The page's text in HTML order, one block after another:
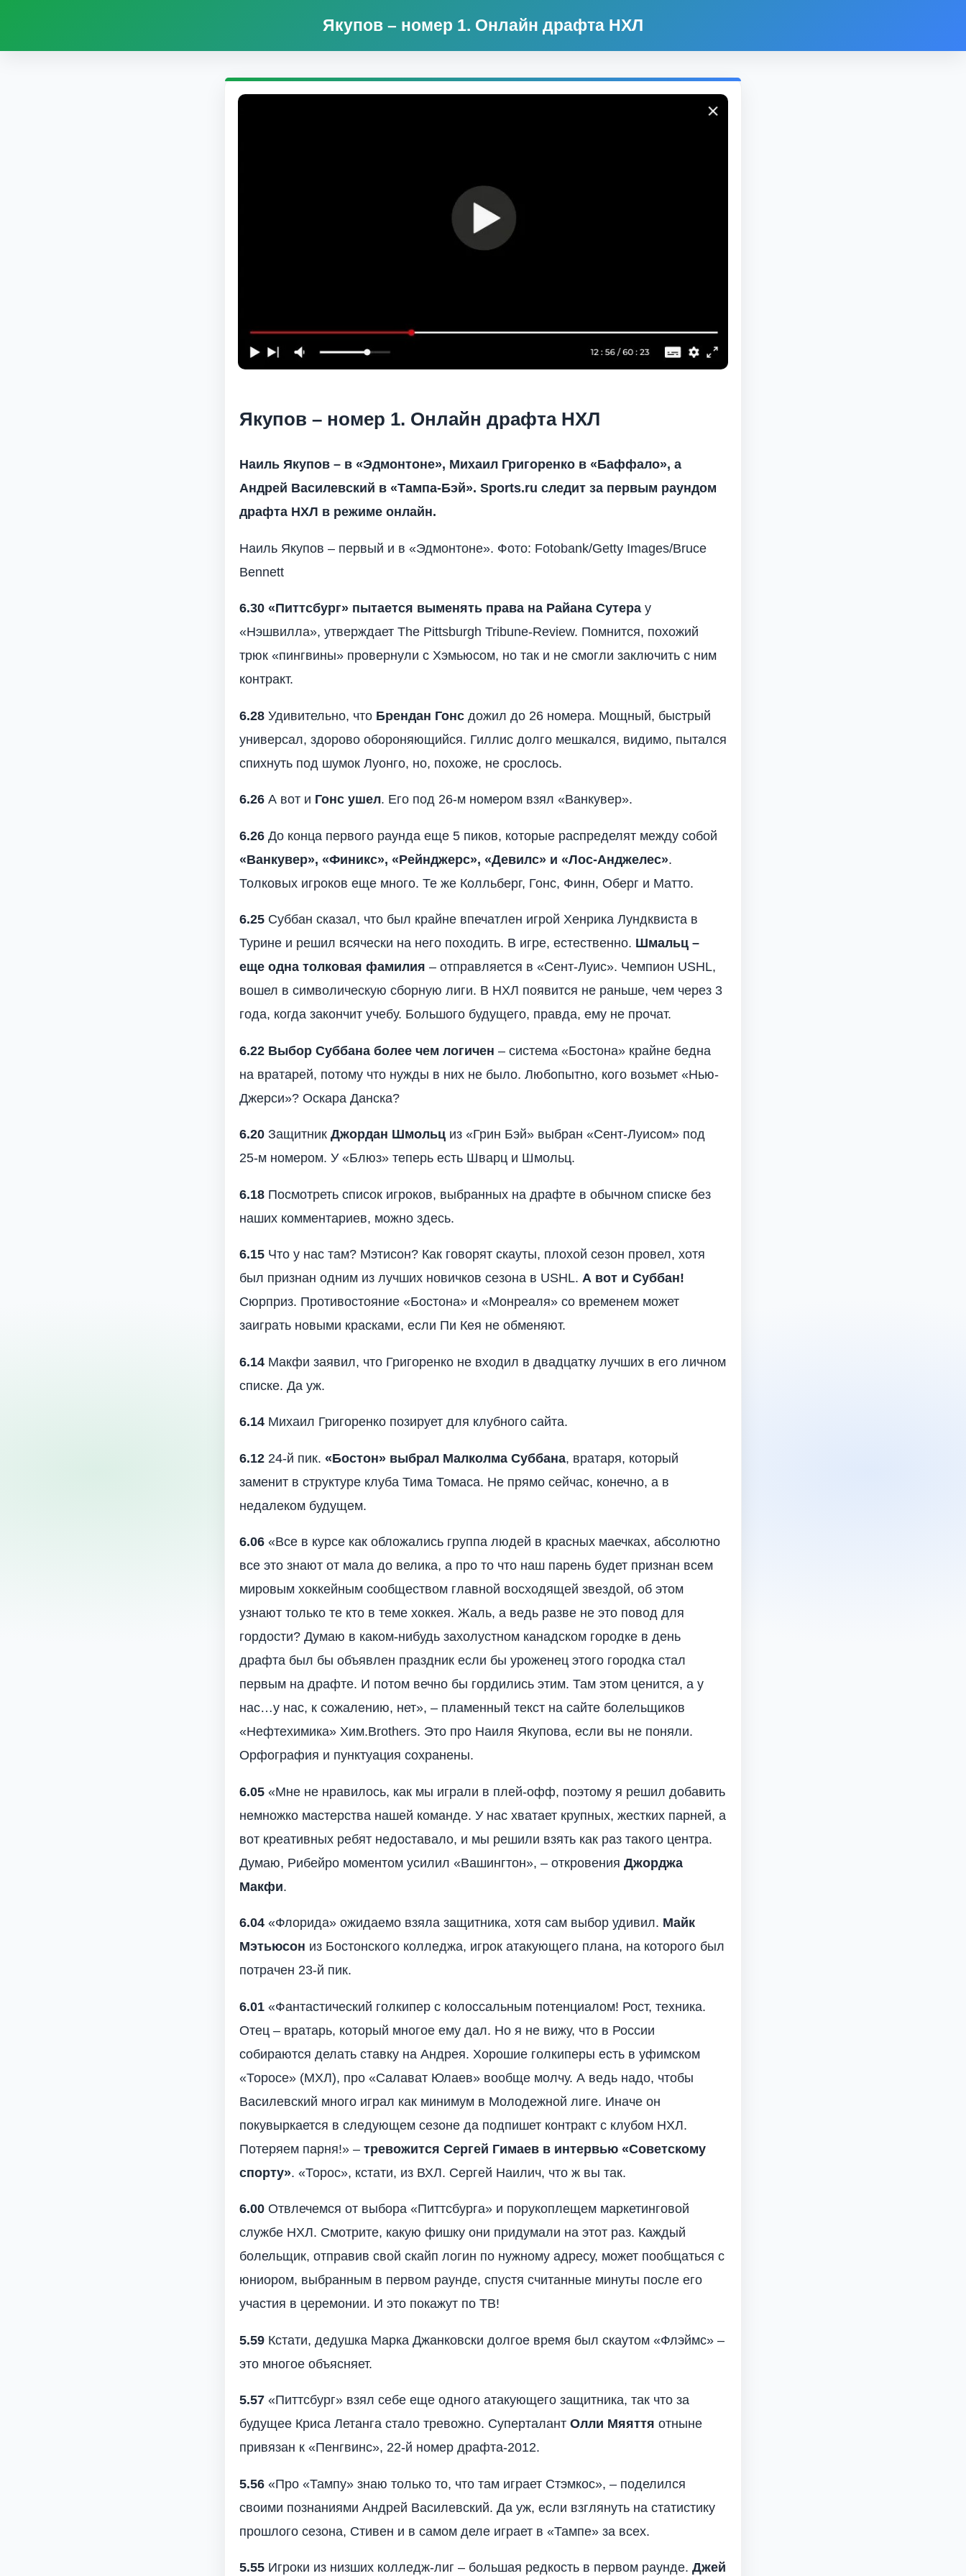
Якупов – номер 1. Онлайн драфта НХЛ
Якупов – номер 1. Онлайн драфта НХЛ
Наиль Якупов – в «Эдмонтоне», Михаил Григоренко в «Баффало», а
Андрей Василевский в «Тампа-Бэй». Sports.ru следит за первым раундом
драфта НХЛ в режиме онлайн.
Наиль Якупов – первый и в «Эдмонтоне». Фото: Fotobank/Getty Images/Bruce
Bennett
6.30 «Питтсбург» пытается выменять права на Райана Сутера у
«Нэшвилла», утверждает The Pittsburgh Tribune-Review. Помнится, похожий
трюк «пингвины» провернули с Хэмьюсом, но так и не смогли заключить с ним
контракт.
6.28 Удивительно, что Брендан Гонс дожил до 26 номера. Мощный, быстрый
универсал, здорово обороняющийся. Гиллис долго мешкался, видимо, пытался
спихнуть под шумок Луонго, но, похоже, не срослось.
6.26 А вот и Гонс ушел. Его под 26-м номером взял «Ванкувер».
6.26 До конца первого раунда еще 5 пиков, которые распределят между собой
«Ванкувер», «Финикс», «Рейнджерс», «Девилс» и «Лос-Анджелес».
Толковых игроков еще много. Те же Колльберг, Гонс, Финн, Оберг и Матто.
6.25 Суббан сказал, что был крайне впечатлен игрой Хенрика Лундквиста в
Турине и решил всячески на него походить. В игре, естественно. Шмальц –
еще одна толковая фамилия – отправляется в «Сент-Луис». Чемпион USHL,
вошел в символическую сборную лиги. В НХЛ появится не раньше, чем через 3
года, когда закончит учебу. Большого будущего, правда, ему не прочат.
6.22 Выбор Суббана более чем логичен – система «Бостона» крайне бедна
на вратарей, потому что нужды в них не было. Любопытно, кого возьмет «Нью-
Джерси»? Оскара Данска?
6.20 Защитник Джордан Шмольц из «Грин Бэй» выбран «Сент-Луисом» под
25-м номером. У «Блюз» теперь есть Шварц и Шмольц.
6.18 Посмотреть список игроков, выбранных на драфте в обычном списке без
наших комментариев, можно здесь.
6.15 Что у нас там? Мэтисон? Как говорят скауты, плохой сезон провел, хотя
был признан одним из лучших новичков сезона в USHL. А вот и Суббан!
Сюрприз. Противостояние «Бостона» и «Монреаля» со временем может
заиграть новыми красками, если Пи Кея не обменяют.
6.14 Макфи заявил, что Григоренко не входил в двадцатку лучших в его личном
списке. Да уж.
6.14 Михаил Григоренко позирует для клубного сайта.
6.12 24-й пик. «Бостон» выбрал Малколма Суббана, вратаря, который
заменит в структуре клуба Тима Томаса. Не прямо сейчас, конечно, а в
недалеком будущем.
6.06 «Все в курсе как обложались группа людей в красных маечках, абсолютно
все это знают от мала до велика, а про то что наш парень будет признан всем
мировым хоккейным сообществом главной восходящей звездой, об этом
узнают только те кто в теме хоккея. Жаль, а ведь разве не это повод для
гордости? Думаю в каком-нибудь захолустном канадском городке в день
драфта был бы объявлен праздник если бы уроженец этого городка стал
первым на драфте. И потом вечно бы гордились этим. Там этом ценится, а у
нас…у нас, к сожалению, нет», – пламенный текст на сайте болельщиков
«Нефтехимика» Хим.Brothers. Это про Наиля Якупова, если вы не поняли.
Орфография и пунктуация сохранены.
6.05 «Мне не нравилось, как мы играли в плей-офф, поэтому я решил добавить
немножко мастерства нашей команде. У нас хватает крупных, жестких парней, а
вот креативных ребят недоставало, и мы решили взять как раз такого центра.
Думаю, Рибейро моментом усилил «Вашингтон», – откровения Джорджа
Макфи.
6.04 «Флорида» ожидаемо взяла защитника, хотя сам выбор удивил. Майк
Мэтьюсон из Бостонского колледжа, игрок атакующего плана, на которого был
потрачен 23-й пик.
6.01 «Фантастический голкипер с колоссальным потенциалом! Рост, техника.
Отец – вратарь, который многое ему дал. Но я не вижу, что в России
собираются делать ставку на Андрея. Хорошие голкиперы есть в уфимском
«Торосе» (МХЛ), про «Салават Юлаев» вообще молчу. А ведь надо, чтобы
Василевский много играл как минимум в Молодежной лиге. Иначе он
покувыркается в следующем сезоне да подпишет контракт с клубом НХЛ.
Потеряем парня!» – тревожится Сергей Гимаев в интервью «Советскому
спорту». «Торос», кстати, из ВХЛ. Сергей Наилич, что ж вы так.
6.00 Отвлечемся от выбора «Питтсбурга» и порукоплещем маркетинговой
службе НХЛ. Смотрите, какую фишку они придумали на этот раз. Каждый
болельщик, отправив свой скайп логин по нужному адресу, может пообщаться с
юниором, выбранным в первом раунде, спустя считанные минуты после его
участия в церемонии. И это покажут по ТВ!
5.59 Кстати, дедушка Марка Джанковски долгое время был скаутом «Флэймс» –
это многое объясняет.
5.57 «Питтсбург» взял себе еще одного атакующего защитника, так что за
будущее Криса Летанга стало тревожно. Суперталант Олли Мяяття отныне
привязан к «Пенгвинс», 22-й номер драфта-2012.
5.56 «Про «Тампу» знаю только то, что там играет Стэмкос», – поделился
своими познаниями Андрей Василевский. Да уж, если взглянуть на статистику
прошлого сезона, Стивен и в самом деле играет в «Тампе» за всех.
5.55 Игроки из низших колледж-лиг – большая редкость в первом раунде. Джей